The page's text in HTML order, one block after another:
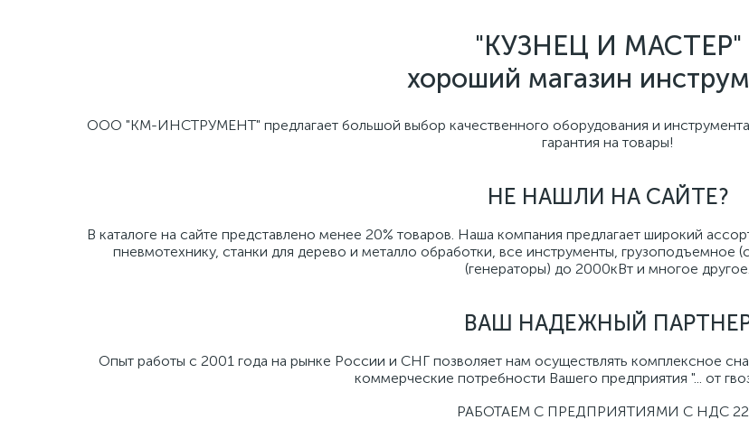
"КУЗНЕЦ И МАСТЕР"
хороший магазин
ООО "КМ-ИНСТРУМЕНТ" предлагает большой выбор качественного оборудования и
гарантия на товары!
НЕ НАШЛИ НА САЙТЕ?
В каталоге на сайте представлено менее 20% товаров. Наша компания предлагает широкий
пневмотехнику, станки для дерево и металло обработки, все инструменты, грузоподъемное
(генераторы) до 2000кВт и многое другое.
ВАШ НАДЕЖНЫЙ
Опыт работы с 2001 года на рынке России и СНГ позволяет нам осуществлять комплексное
коммерческие потребности Вашего предприятия "... от
РАБОТАЕМ С ПРЕДПРИЯТИЯМИ С НДС